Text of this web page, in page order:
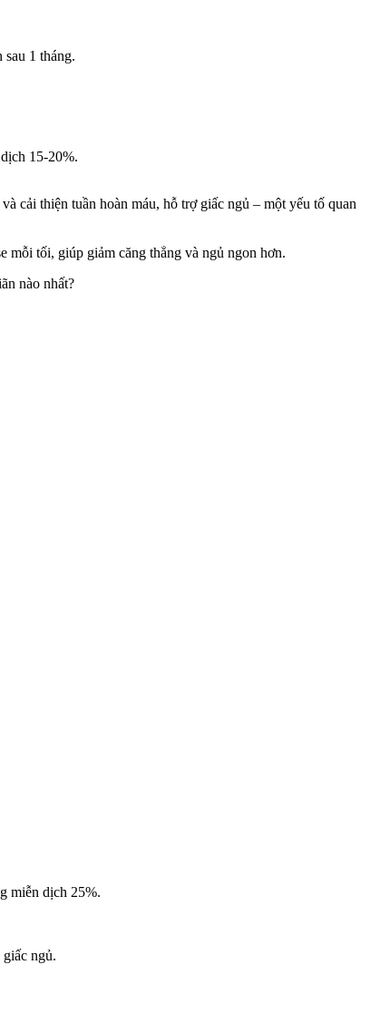
1 tháng.
15-20%.
cải thiện tuần hoàn máu, hỗ trợ giấc ngủ – một yếu tố quan
tối, giúp giảm căng thẳng và ngủ ngon hơn.
nào nhất?
miễn dịch 25%.
ngủ.